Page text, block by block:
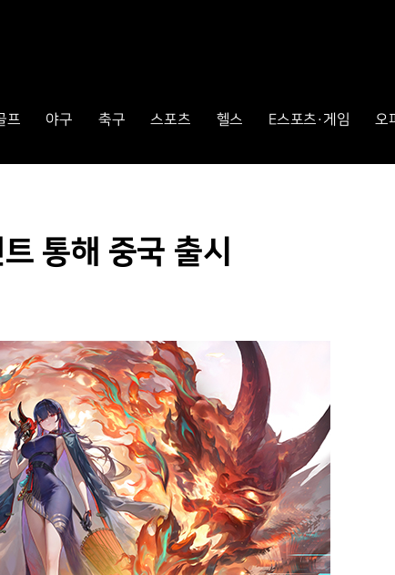
프 야구 축구 스포츠 헬스 E스포츠·게임 오
통해 중국 출시